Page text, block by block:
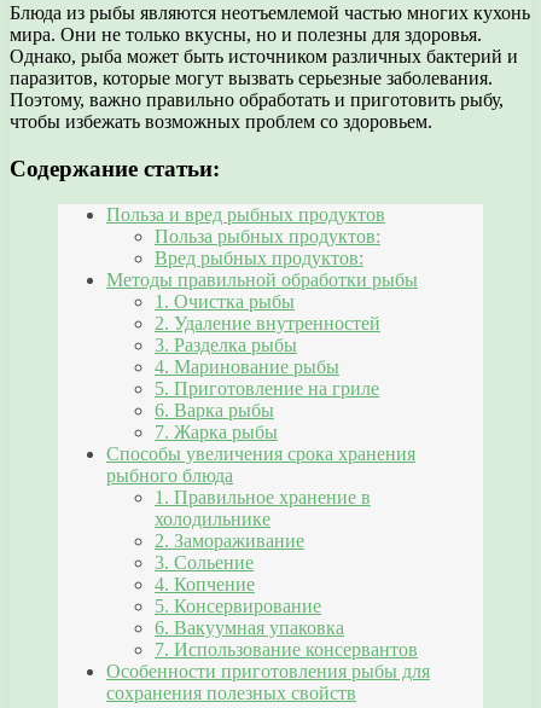
Блюда из рыбы являются неотъемлемой частью многих кухонь
мира. Они не только вкусны, но и полезны для здоровья.
Однако, рыба может быть источником различных бактерий и
паразитов, которые могут вызвать серьезные заболевания.
Поэтому, важно правильно обработать и приготовить рыбу,
чтобы избежать возможных проблем со здоровьем.
Содержание статьи:
Польза и вред рыбных продуктов
Польза рыбных продуктов:
Вред рыбных продуктов:
Методы правильной обработки рыбы
1. Очистка рыбы
2. Удаление внутренностей
3. Разделка рыбы
4. Маринование рыбы
5. Приготовление на гриле
6. Варка рыбы
7. Жарка рыбы
Способы увеличения срока хранения
рыбного блюда
1. Правильное хранение в
холодильнике
2. Замораживание
3. Сольение
4. Копчение
5. Консервирование
6. Вакуумная упаковка
7. Использование консервантов
Особенности приготовления рыбы для
сохранения полезных свойств